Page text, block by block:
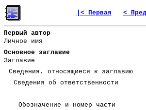
|< Первая <
Первый автор
Личное имя
Основное заглавие
Заглавие
Сведения, относящиеся к заглавию
Сведения об ответственности
Обозначение и номер части